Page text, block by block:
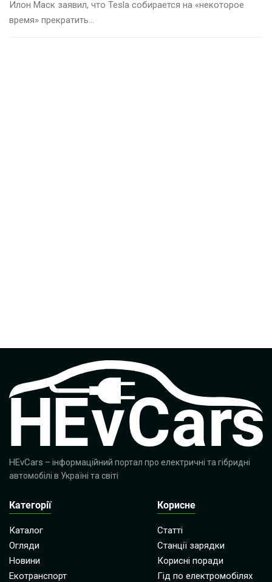
Илон Маск заявил, что Tesla собирается на «некоторое
время» прекратить...
HEvCars – інформаційний портал про електричні та гібридні
автомобілі в Україні та світі
Категорії
Каталог
Огляди
Новини
Екотранспорт
Корисне
Статті
Станції зарядки
Корисні поради
Гід по електромобілях